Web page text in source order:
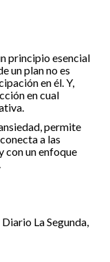
principio esencial
un plan no es
en él. Y,
en cual
permite
a las
con un enfoque
La Segunda,